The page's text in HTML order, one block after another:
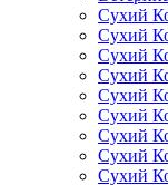
Сухий
Сухий
Сухий
Сухий
Сухий
Сухий
Сухий
Сухий
Сухий